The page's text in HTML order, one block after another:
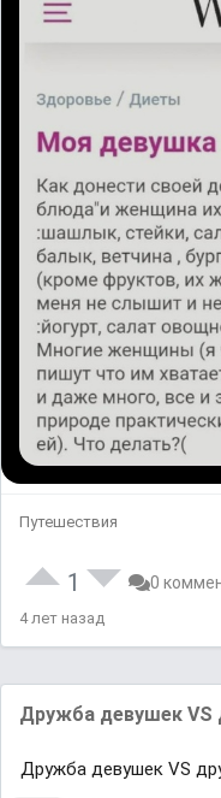
Путешествия
1 0
4 лет назад
Дружба девушек
Дружба девушек VS